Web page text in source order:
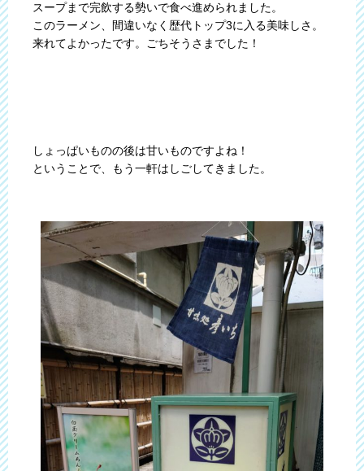
スープまで完飲する勢いで食べ進められました。
このラーメン、間違いなく歴代トップ3に入る美味しさ。
来れてよかったです。ごちそうさまでした！
しょっぱいものの後は甘いものですよね！
ということで、もう一軒はしごしてきました。